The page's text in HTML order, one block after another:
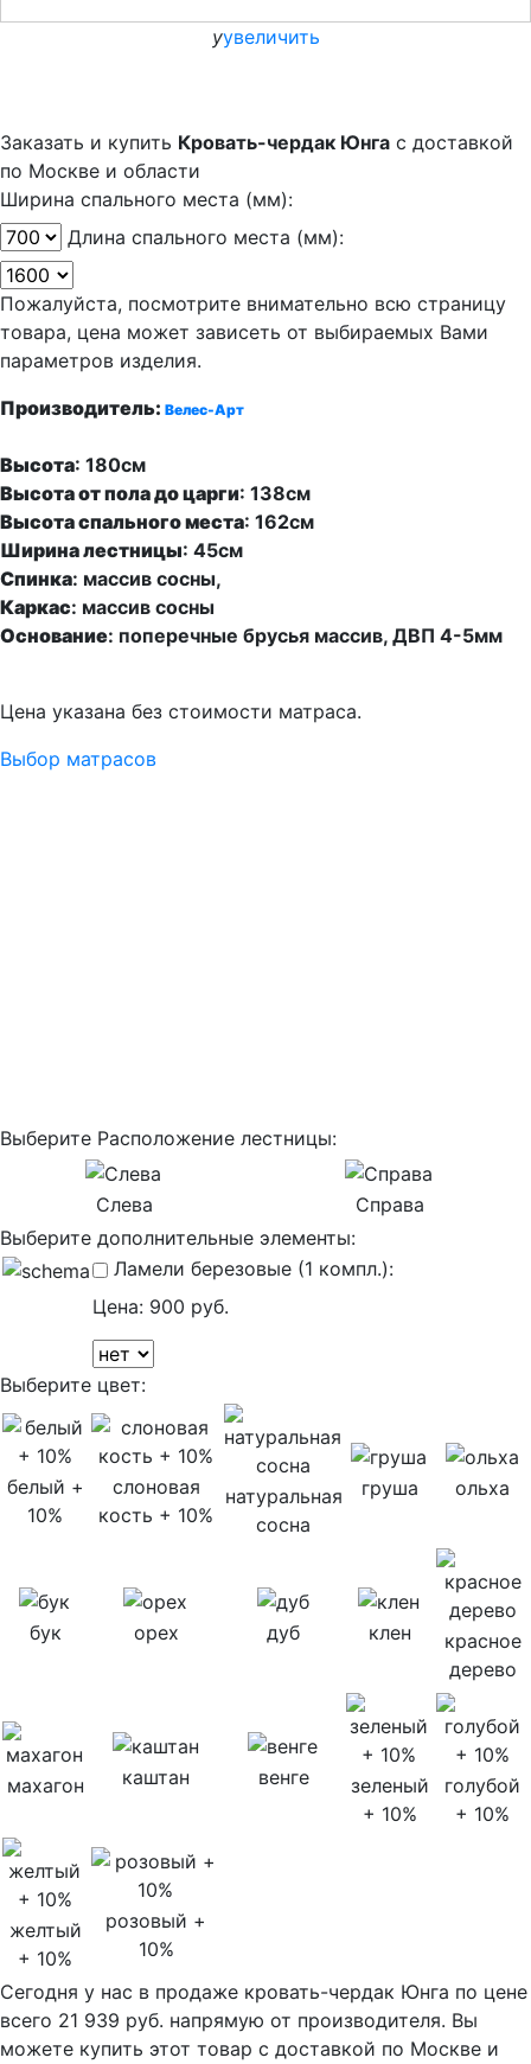
yувеличить
Заказать и купить Кровать-чердак Юнга с доставкой
по Москве и области
Ширина спального места (мм):
Длина спального места (мм):
Пожалуйста, посмотрите внимательно всю страницу
товара, цена может зависеть от выбираемых Вами
параметров изделия.
Производитель: Велес-Арт
Высота: 180см
Высота от пола до царги: 138см
Высота спального места: 162см
Ширина лестницы: 45см
Спинка: массив сосны,
Каркас: массив сосны
Основание: поперечные брусья массив, ДВП 4-5мм
Цена указана без стоимости матраса.
Выбор матрасов
Выберите Расположение лестницы:
Слева
Справа
Выберите дополнительные элементы:
Ламели березовые (1 компл.):
Цена: 900 руб.
Выберите цвет:
белый +
10%
слоновая
кость + 10%
натуральная
сосна
груша ольха
бук орех дуб клен
красное
дерево
махагон каштан венге
зеленый
+ 10%
голубой
+ 10%
желтый
+ 10%
розовый +
10%
Сегодня у нас в продаже кровать-чердак Юнга по цене
всего 21 939 руб. напрямую от производителя. Вы
можете купить этот товар с доставкой по Москве и